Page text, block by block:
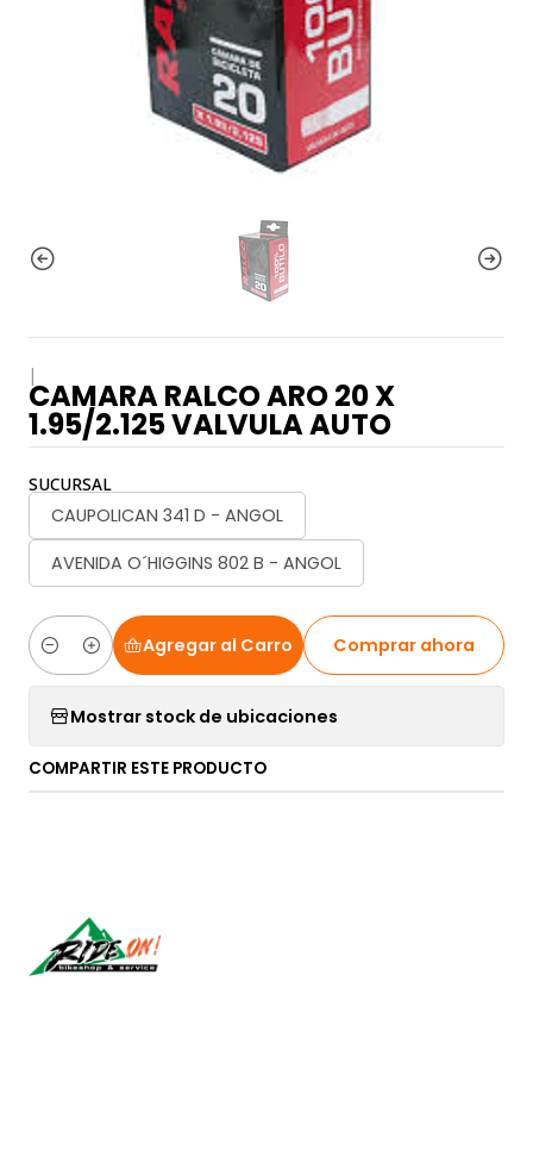
|
CAMARA RALCO ARO 20 X
1.95/2.125 VALVULA AUTO
SUCURSAL
CAUPOLICAN 341 D - ANGOL
AVENIDA O´HIGGINS 802 B - ANGOL
Cantidad
Agregar al Carro Comprar ahora
Mostrar stock de ubicaciones
COMPARTIR ESTE PRODUCTO